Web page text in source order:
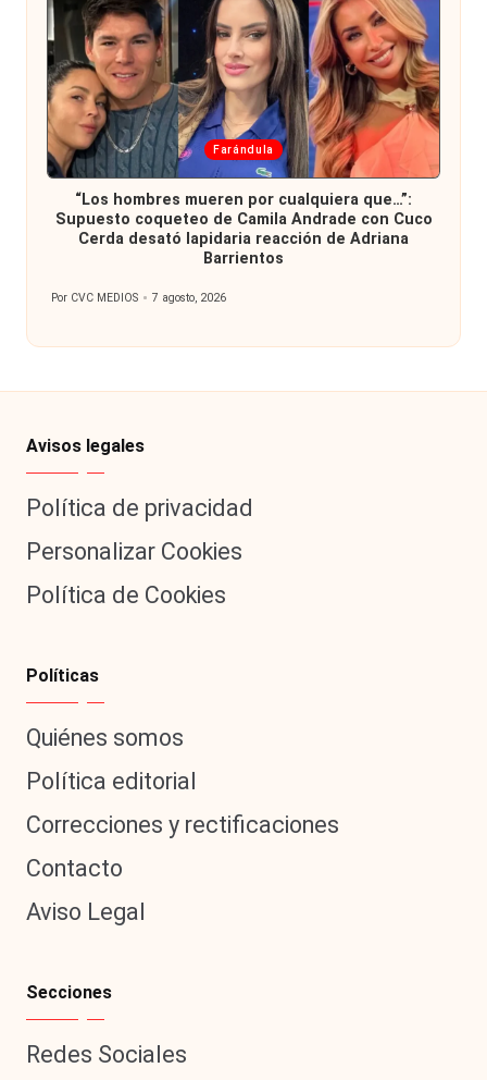
Publicada
en
Farándula
“Los hombres mueren por cualquiera que…”:
Supuesto coqueteo de Camila Andrade con Cuco
Cerda desató lapidaria reacción de Adriana
Barrientos
Publicado
Por CVC MEDIOS 7 agosto, 2026
Avisos legales
Política de privacidad
Personalizar Cookies
Política de Cookies
Políticas
Quiénes somos
Política editorial
Correcciones y rectificaciones
Contacto
Aviso Legal
Secciones
Redes Sociales